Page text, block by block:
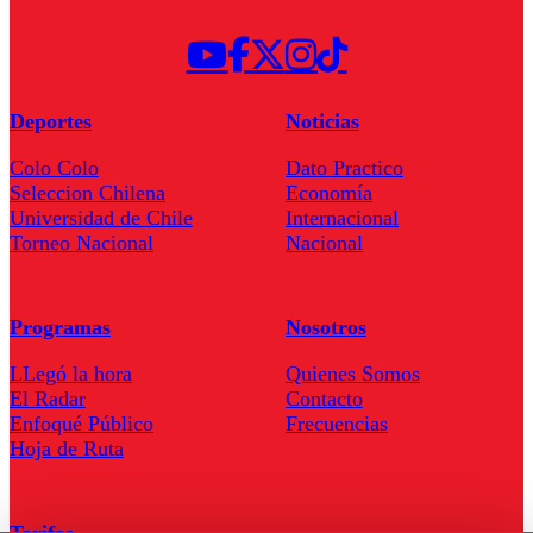
Deportes
Colo Colo
Seleccion Chilena
Universidad de Chile
Torneo Nacional
Noticias
Dato Practico
Economía
Internacional
Nacional
Programas
LLegó la hora
El Radar
Enfoqué Público
Hoja de Ruta
Nosotros
Quienes Somos
Contacto
Frecuencias